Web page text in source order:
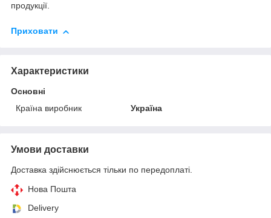
продукції.
Приховати
Характеристики
Основні
Країна виробник
Україна
Умови доставки
Доставка здійснюється тільки по передоплаті.
Нова Пошта
Delivery